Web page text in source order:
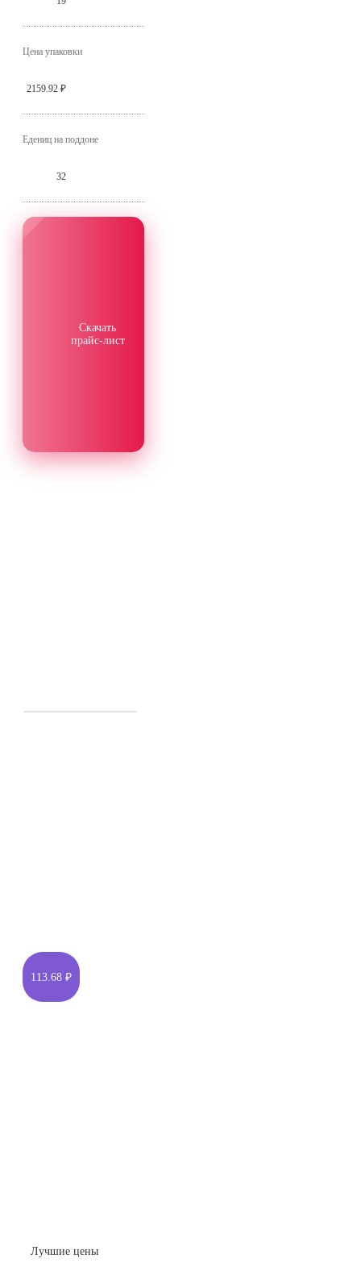
Цена упаковки
2159.92 ₽
Едениц на поддоне
32
Скачать
прайс-лист
113.68 ₽
Лучшие цены